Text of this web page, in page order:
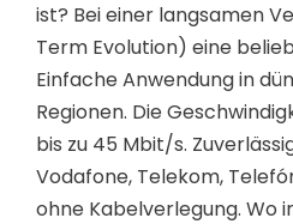
ist? Bei einer langsamen
Term Evolution) eine
Einfache Anwendung in
Regionen. Die
bis zu 45 Mbit/s.
Vodafone, Telekom,
ohne Kabelverlegung. Wo